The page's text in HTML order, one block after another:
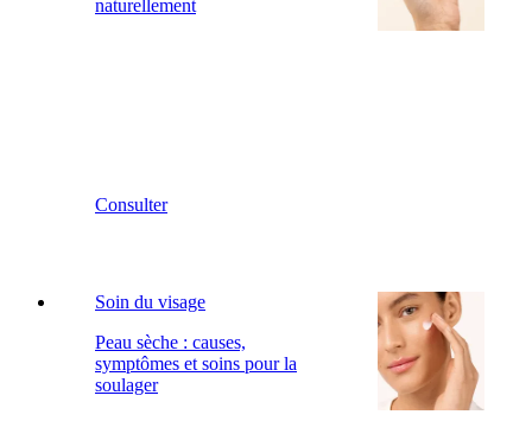
naturellement
Consulter
Soin du visage
Peau sèche : causes,
symptômes et soins pour la
soulager